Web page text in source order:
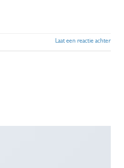
Laat een reactie achter